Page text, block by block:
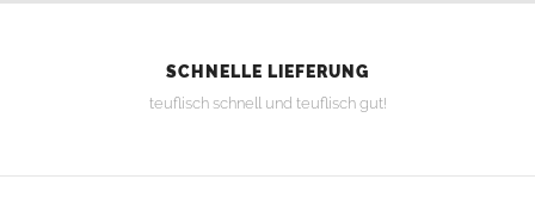
SCHNELLE LIEFERUNG
teuflisch schnell und teuflisch gut!